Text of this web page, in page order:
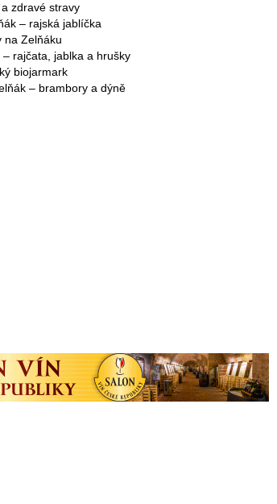
zdravé stravy
– rajská jablíčka
na Zelňáku
rajčata, jablka a hrušky
biojarmark
– brambory a dýně